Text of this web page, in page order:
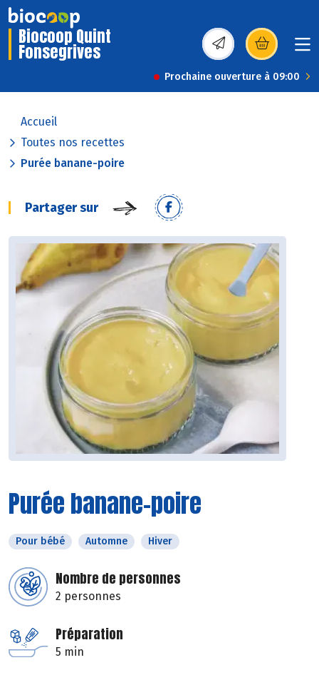
Biocoop Quint
Fonsegrives (s’ouvre dans une
Prochaine ouverture à 09:00
Accueil
Toutes nos recettes
Purée banane-poire
Partager sur
Purée banane-poire
Pour bébé Automne Hiver
Nombre de personnes
2 personnes
Préparation
5 min